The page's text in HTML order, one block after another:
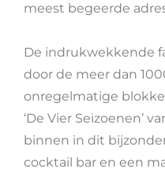
meest begeerde
De indrukwekkende
door de meer dan
onregelmatige
‘De Vier Seizoenen’
binnen in dit
cocktail bar en een